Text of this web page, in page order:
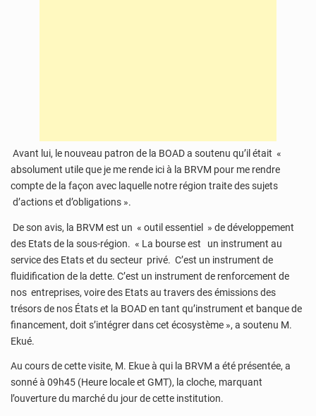
Avant lui, le nouveau patron de la BOAD a soutenu qu’il était «
absolument utile que je me rende ici à la BRVM pour me rendre
compte de la façon avec laquelle notre région traite des sujets
d’actions et d’obligations ».
De son avis, la BRVM est un « outil essentiel » de développement
des Etats de la sous-région. « La bourse est un instrument au
service des Etats et du secteur privé. C’est un instrument de
fluidification de la dette. C’est un instrument de renforcement de
nos entreprises, voire des Etats au travers des émissions des
trésors de nos États et la BOAD en tant qu’instrument et banque de
financement, doit s’intégrer dans cet écosystème », a soutenu M.
Ekué.
Au cours de cette visite, M. Ekue à qui la BRVM a été présentée, a
sonné à 09h45 (Heure locale et GMT), la cloche, marquant
l’ouverture du marché du jour de cette institution.